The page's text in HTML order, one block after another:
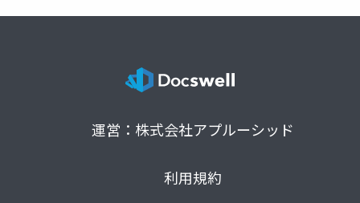
運営：株式会社アプルーシッド
利用規約